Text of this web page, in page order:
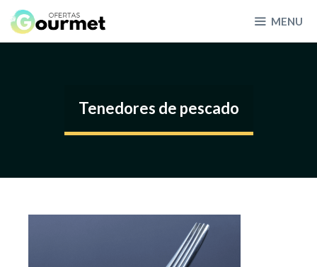
Skip
to
MENU
Tenedores de pescado